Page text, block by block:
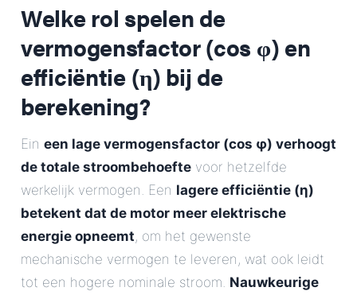
Welke rol spelen de
vermogensfactor (cos φ) en
efficiëntie (η) bij de
berekening?
Ein een lage vermogensfactor (cos φ) verhoogt
de totale stroombehoefte voor hetzelfde
werkelijk vermogen. Een lagere efficiëntie (η)
betekent dat de motor meer elektrische
energie opneemt, om het gewenste
mechanische vermogen te leveren, wat ook leidt
tot een hogere nominale stroom. Nauwkeurige